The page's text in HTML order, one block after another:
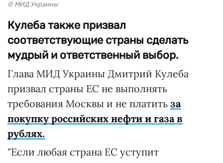
© МИД Украины
Кулеба также призвал
соответствующие страны сделать
мудрый и ответственный выбор.
Глава МИД Украины Дмитрий Кулеба
призвал страны ЕС не выполнять
требования Москвы и не платить за
покупку российских нефти и газа в
рублях.
"Если любая страна ЕС уступит